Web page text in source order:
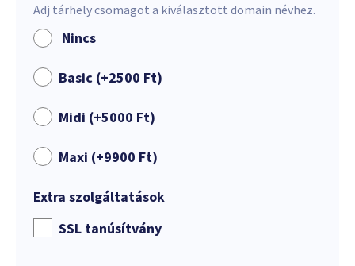
Adj tárhely csomagot a kiválasztott domain névhez.
Nincs
Basic (+2500 Ft)
Midi (+5000 Ft)
Maxi (+9900 Ft)
Extra szolgáltatások
SSL tanúsítvány